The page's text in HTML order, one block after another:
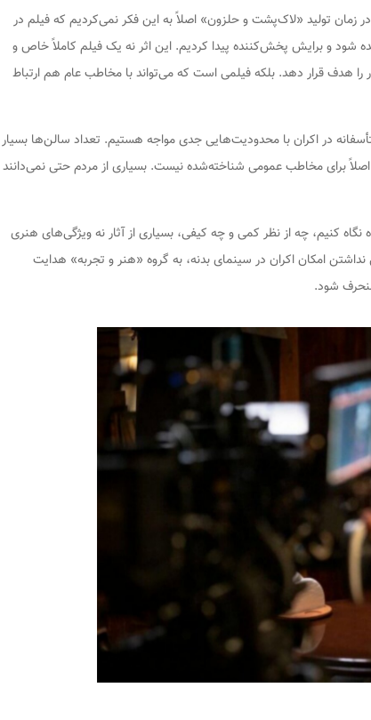
زمان تولید «لاک‌پشت و حلزون» اصلاً به این فکر نمی‌کردیم که فیلم در
شود و برایش پخش‌کننده پیدا کردیم. این اثر نه یک فیلم کاملاً خاص و
را هدف قرار دهد. بلکه فیلمی‌ است که می‌تواند با مخاطب عام هم ارتباط
در اکران با محدودیت‌هایی جدی مواجه هستیم. تعداد سالن‌ها بسیار
برای مخاطب عمومی شناخته‌شده نیست. بسیاری از مردم حتی نمی‌دانند
نگاه کنیم، چه از نظر کمی و چه کیفی، بسیاری از آثار نه ویژگی‌های هنری
امکان اکران در سینمای بدنه، به گروه «هنر و تجربه» هدایت
شود.